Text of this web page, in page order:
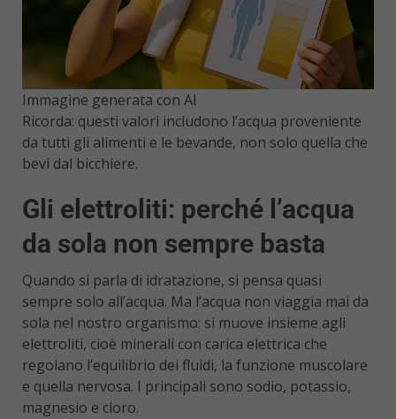
Immagine generata con AI
Ricorda: questi valori includono l’acqua proveniente
da tutti gli alimenti e le bevande, non solo quella che
bevi dal bicchiere.
Gli elettroliti: perché l’acqua
da sola non sempre basta
Quando si parla di idratazione, si pensa quasi
sempre solo all’acqua. Ma l’acqua non viaggia mai da
sola nel nostro organismo: si muove insieme agli
elettroliti, cioè minerali con carica elettrica che
regolano l’equilibrio dei fluidi, la funzione muscolare
e quella nervosa. I principali sono sodio, potassio,
magnesio e cloro.